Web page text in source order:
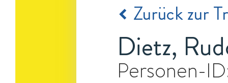
Zurück zur
Dietz,
Personen-